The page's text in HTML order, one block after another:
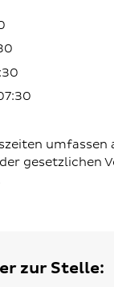
gesetzlichen
zur Stelle: